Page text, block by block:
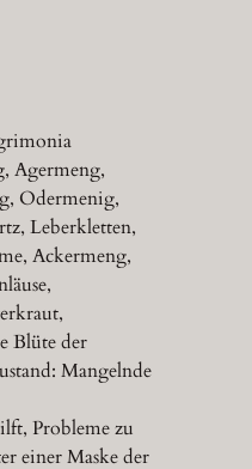
Agermeng,
Odermenig,
Leberkletten,
Ackermeng,
Blüte der
Mangelnde
Probleme zu
einer Maske der